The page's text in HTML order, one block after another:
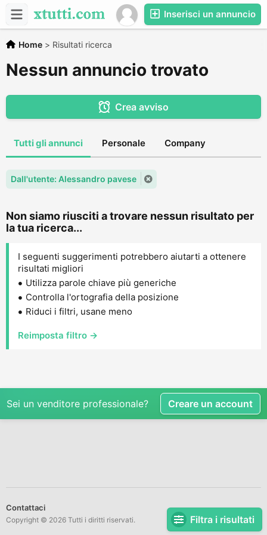
Inserisci un annuncio
Home > Risultati ricerca
Nessun annuncio trovato
Filtra i risultati
Crea avviso
Tutti gli annunci Personale Company
Dall'utente: Alessandro pavese
Non siamo riusciti a trovare nessun risultato per
la tua ricerca...
I seguenti suggerimenti potrebbero aiutarti a ottenere
risultati migliori
Utilizza parole chiave più generiche
Controlla l'ortografia della posizione
Riduci i filtri, usane meno
Reimposta filtro →
Sei un venditore professionale? Creare un account
Contattaci
Copyright © 2026 Tutti i diritti riservati.